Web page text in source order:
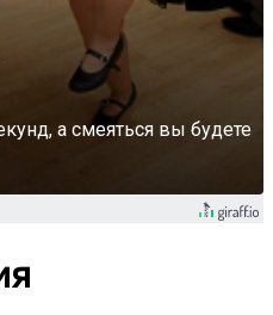
а смеяться вы будете